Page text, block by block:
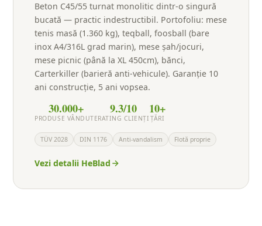
Beton C45/55 turnat monolitic dintr-o singură
bucată — practic indestructibil. Portofoliu: mese
tenis masă (1.360 kg), teqball, foosball (bare
inox A4/316L grad marin), mese șah/jocuri,
mese picnic (până la XL 450cm), bănci,
Carterkiller (barieră anti-vehicule). Garanție 10
ani construcție, 5 ani vopsea.
30.000+
PRODUSE VÂNDUTE
9.3/10
RATING CLIENȚI
10+
ȚĂRI
TÜV 2028 DIN 1176 Anti-vandalism Flotă proprie
Vezi detalii HeBlad